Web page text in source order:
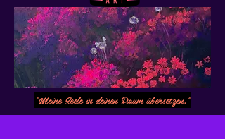
"Meine Seele in deinen Raum übersetzen."